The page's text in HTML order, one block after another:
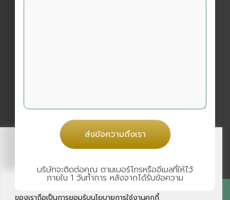
นโยบายความเป็นส่วนตัว
การใช้งานที่ดี ท่านสามารถศึกษารายละเอียดการใช้คุกกี้
ของเราถือเป็นการยอมรับนโยบายการใช้งานคุกกี้
ส่งข้อความถึงเรา
บริษัทจะติดต่อคุณ ตามเบอร์โทรหรืออีเมลที่ให้ไว้
ภายใน 1 วันทำการ หลังจากได้รับข้อความ
คิวอาร์โค้ดนี้